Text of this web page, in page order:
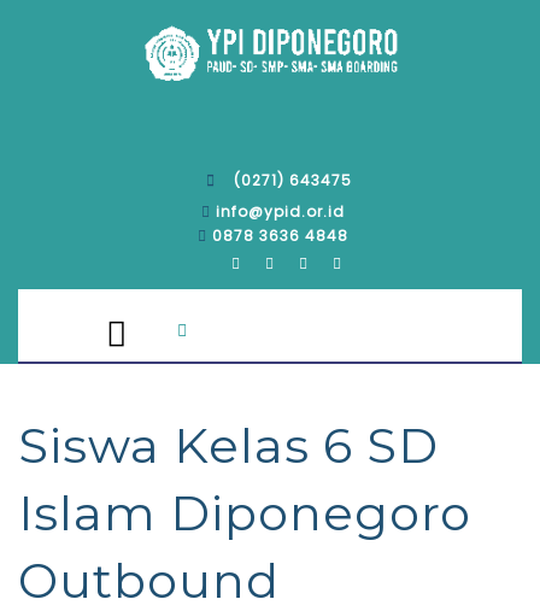
(0271) 643475
info@ypid.or.id
0878 3636 4848
Siswa Kelas 6 SD
Islam Diponegoro
Outbound